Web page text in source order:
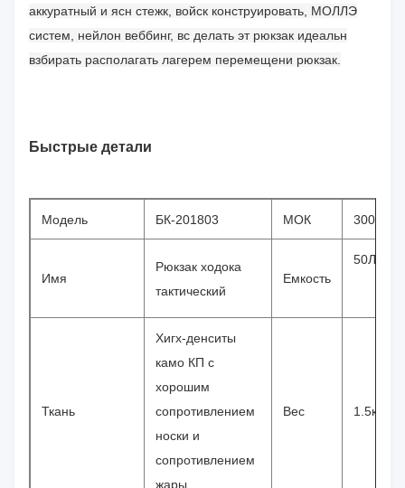
аккуратный и ясн стежк, войск конструировать, МОЛЛЭ
систем, нейлон веббинг, вс делать эт рюкзак идеальн
взбирать располагать лагерем перемещени рюкзак.
Быстрые детали
Модель БК-201803 МОК 300пкс
Имя
Рюкзак ходока
тактический
Емкость
50Л
Ткань
Хигх-денситы
камо КП с
хорошим
сопротивлением
носки и
сопротивлением
жары
Вес 1.5кг